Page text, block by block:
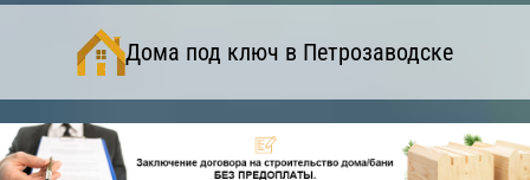
Дома под ключ в Петрозаводске